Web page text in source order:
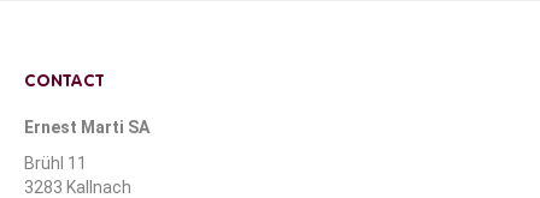
CONTACT
Ernest Marti SA
Brühl 11
3283 Kallnach